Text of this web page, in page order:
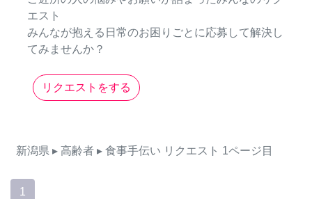
エスト
みんなが抱える日常のお困りごとに応募して解決し
てみませんか？
リクエストをする
新潟県 ▸ 高齢者 ▸ 食事手伝い リクエスト 1ページ目
1